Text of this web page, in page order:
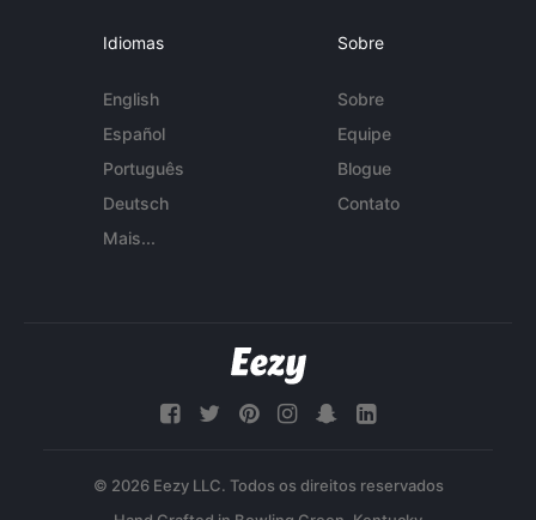
Idiomas
English
Español
Português
Deutsch
Mais...
Sobre
Sobre
Equipe
Blogue
Contato
© 2026 Eezy LLC. Todos os direitos reservados